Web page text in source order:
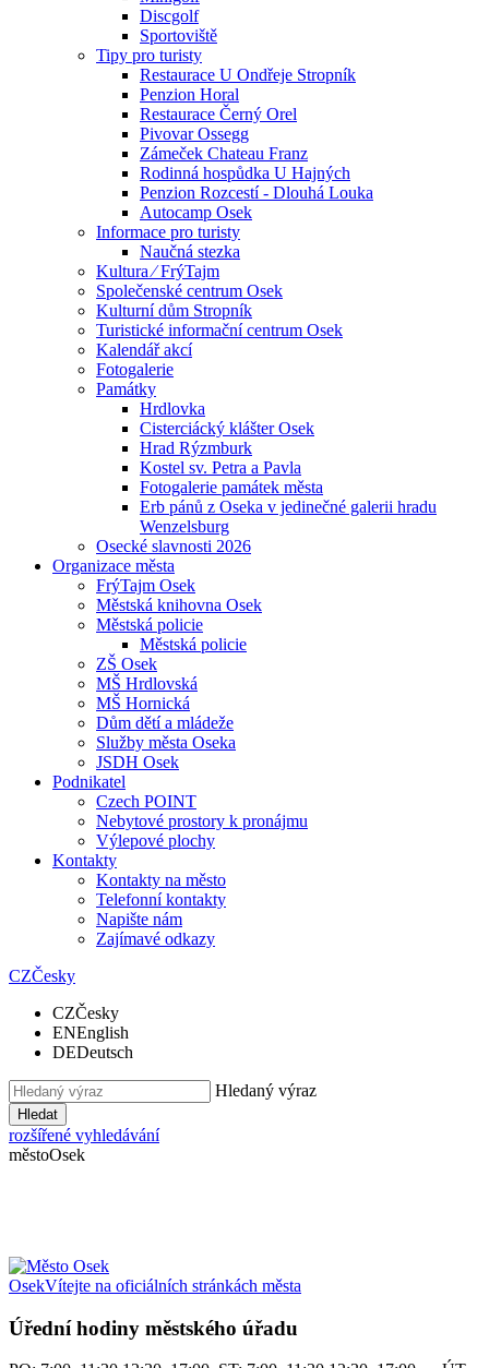
Discgolf
Sportoviště
Tipy pro turisty
Restaurace U Ondřeje Stropník
Penzion Horal
Restaurace Černý Orel
Pivovar Ossegg
Zámeček Chateau Franz
Rodinná hospůdka U Hajných
Penzion Rozcestí - Dlouhá Louka
Autocamp Osek
Informace pro turisty
Naučná stezka
Kultura ⁄ FrýTajm
Společenské centrum Osek
Kulturní dům Stropník
Turistické informační centrum Osek
Kalendář akcí
Fotogalerie
Památky
Hrdlovka
Cisterciácký klášter Osek
Hrad Rýzmburk
Kostel sv. Petra a Pavla
Fotogalerie památek města
Erb pánů z Oseka v jedinečné galerii hradu
Wenzelsburg
Osecké slavnosti 2026
Organizace města
FrýTajm Osek
Městská knihovna Osek
Městská policie
Městská policie
ZŠ Osek
MŠ Hrdlovská
MŠ Hornická
Dům dětí a mládeže
Služby města Oseka
JSDH Osek
Podnikatel
Czech POINT
Nebytové prostory k pronájmu
Výlepové plochy
Kontakty
Kontakty na město
Telefonní kontakty
Napište nám
Zajímavé odkazy
CZČesky
CZČesky
ENEnglish
DEDeutsch
Hledaný výraz
Hledat
rozšířené vyhledávání
městoOsek
OsekVítejte na oficiálních stránkách města
Úřední hodiny městského úřadu